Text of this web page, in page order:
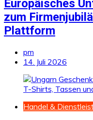
Europäisches
zum
Plattform
pm
14. Juli 2026
Handel &